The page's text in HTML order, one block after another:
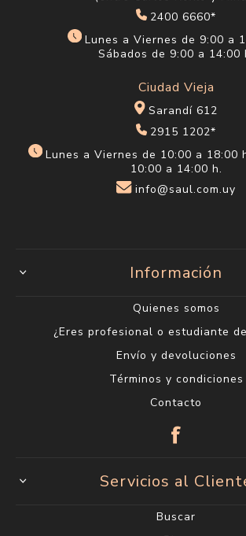
2400 6660*
Lunes a Viernes de 9:00 a
Sábados de 9:00 a 14:00
Ciudad Vieja
Sarandí 612
2915 1202*
Lunes a Viernes de 10:00 a 18:00
10:00 a 14:00 h.
info@saul.com.uy
Información
Quienes somos
¿Eres profesional o estudiante
Envío y devoluciones
Términos y condiciones
Contacto
Servicios al
Buscar